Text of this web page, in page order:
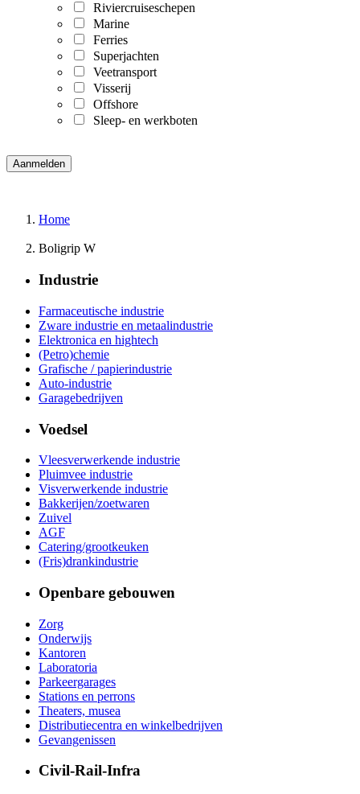
Riviercruiseschepen
Marine
Ferries
Superjachten
Veetransport
Visserij
Offshore
Sleep- en werkboten
Home
Boligrip W
Industrie
Farmaceutische industrie
Zware industrie en metaalindustrie
Elektronica en hightech
(Petro)chemie
Grafische / papierindustrie
Auto-industrie
Garagebedrijven
Voedsel
Vleesverwerkende industrie
Pluimvee industrie
Visverwerkende industrie
Bakkerijen/zoetwaren
Zuivel
AGF
Catering/grootkeuken
(Fris)drankindustrie
Openbare gebouwen
Zorg
Onderwijs
Kantoren
Laboratoria
Parkeergarages
Stations en perrons
Theaters, musea
Distributiecentra en winkelbedrijven
Gevangenissen
Civil-Rail-Infra